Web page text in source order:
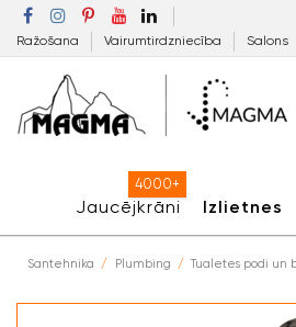
Ražošana Vairumtirdzniecība Salons
Jaucējkrāni
4000+
Izlietnes
Santehnika Plumbing Tualetes podi un